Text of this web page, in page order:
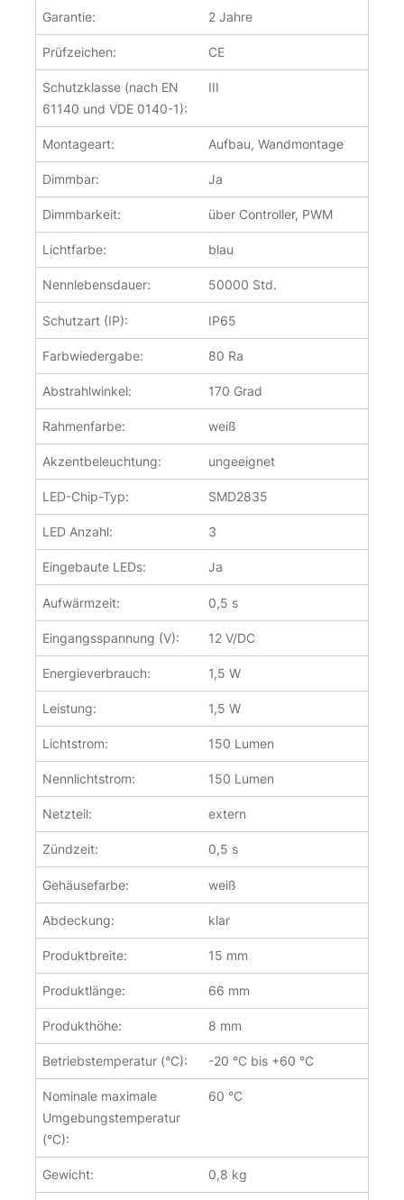
Garantie: 2 Jahre
Prüfzeichen: CE
Schutzklasse (nach EN
61140 und VDE 0140-1):
III
Montageart: Aufbau, Wandmontage
Dimmbar: Ja
Dimmbarkeit: über Controller, PWM
Lichtfarbe: blau
Nennlebensdauer: 50000 Std.
Schutzart (IP): IP65
Farbwiedergabe: 80 Ra
Abstrahlwinkel: 170 Grad
Rahmenfarbe: weiß
Akzentbeleuchtung: ungeeignet
LED-Chip-Typ: SMD2835
LED Anzahl: 3
Eingebaute LEDs: Ja
Aufwärmzeit: 0,5 s
Eingangsspannung (V): 12 V/DC
Energieverbrauch: 1,5 W
Leistung: 1,5 W
Lichtstrom: 150 Lumen
Nennlichtstrom: 150 Lumen
Netzteil: extern
Zündzeit: 0,5 s
Gehäusefarbe: weiß
Abdeckung: klar
Produktbreite: 15 mm
Produktlänge: 66 mm
Produkthöhe: 8 mm
Betriebstemperatur (°C): -20 °C bis +60 °C
Nominale maximale
Umgebungstemperatur
(°C):
60 °C
Gewicht: 0,8 kg